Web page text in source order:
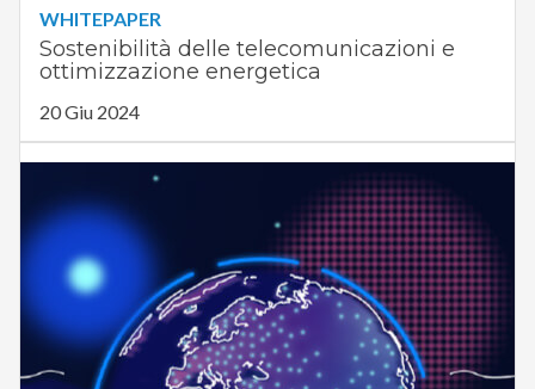
WHITEPAPER
Sostenibilità delle telecomunicazioni e
ottimizzazione energetica
20 Giu 2024